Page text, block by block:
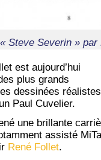
Steve Severin »
est aujourd’hui
plus grands
dessinées
Paul Cuvelier.
une brillante
assisté
René Follet.